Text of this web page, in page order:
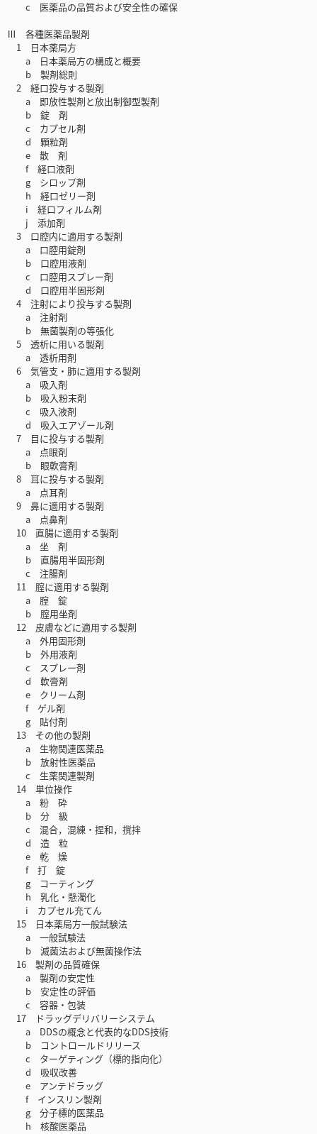
c 医薬品の品質および安全性の確保
Ⅲ 各種医薬品製剤
1 日本薬局方
a 日本薬局方の構成と概要
b 製剤総則
2 経口投与する製剤
a 即放性製剤と放出制御型製剤
b 錠 剤
c カプセル剤
d 顆粒剤
e 散 剤
f 経口液剤
g シロップ剤
h 経口ゼリー剤
i 経口フィルム剤
j 添加剤
3 口腔内に適用する製剤
a 口腔用錠剤
b 口腔用液剤
c 口腔用スプレー剤
d 口腔用半固形剤
4 注射により投与する製剤
a 注射剤
b 無菌製剤の等張化
5 透析に用いる製剤
a 透析用剤
6 気管支・肺に適用する製剤
a 吸入剤
b 吸入粉末剤
c 吸入液剤
d 吸入エアゾール剤
7 目に投与する製剤
a 点眼剤
b 眼軟膏剤
8 耳に投与する製剤
a 点耳剤
9 鼻に適用する製剤
a 点鼻剤
10 直腸に適用する製剤
a 坐 剤
b 直腸用半固形剤
c 注腸剤
11 腟に適用する製剤
a 腟 錠
b 腟用坐剤
12 皮膚などに適用する製剤
a 外用固形剤
b 外用液剤
c スプレー剤
d 軟膏剤
e クリーム剤
f ゲル剤
g 貼付剤
13 その他の製剤
a 生物関連医薬品
b 放射性医薬品
c 生薬関連製剤
14 単位操作
a 粉 砕
b 分 級
c 混合，混練・捏和，撹拌
d 造 粒
e 乾 燥
f 打 錠
g コーティング
h 乳化・懸濁化
i カプセル充てん
15 日本薬局方一般試験法
a 一般試験法
b 滅菌法および無菌操作法
16 製剤の品質確保
a 製剤の安定性
b 安定性の評価
c 容器・包装
17 ドラッグデリバリーシステム
a DDSの概念と代表的なDDS技術
b コントロールドリリース
c ターゲティング（標的指向化）
d 吸収改善
e アンテドラッグ
f インスリン製剤
g 分子標的医薬品
h 核酸医薬品